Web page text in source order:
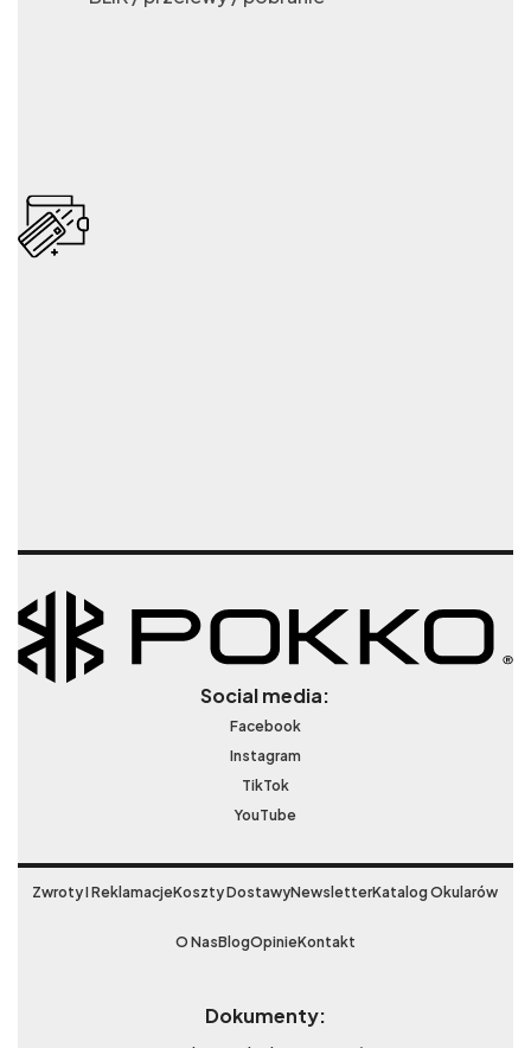
Social media:
Facebook
Instagram
TikTok
YouTube
Zwroty I ReklamacjeKoszty DostawyNewsletterKatalog Okularów
O NasBlogOpinieKontakt
Dokumenty: